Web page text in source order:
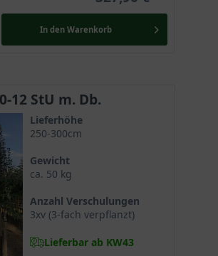
In den Warenkorb
12 StU m. Db.
Lieferhöhe
250-300cm
Gewicht
ca. 50 kg
Anzahl Verschulungen
3xv (3-fach verpflanzt)
Lieferbar ab KW43